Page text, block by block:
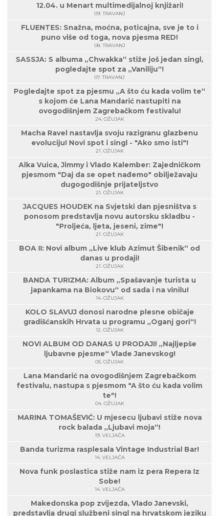
12.04. u Menart multimedijalnoj knjižari!
09. TRAVANJ
FLUENTES: Snažna, moćna, poticajna, sve je to i
puno više od toga, nova pjesma RED!
08. TRAVANJ
SASSJA: S albuma „Chwakka“ stiže još jedan singl,
pogledajte spot za „Vaniliju“!
07. TRAVANJ
Pogledajte spot za pjesmu „A što ću kada volim te“
s kojom će Lana Mandarić nastupiti na
ovogodišnjem Zagrebačkom festivalu!
24. OŽUJAK
Macha Ravel nastavlja svoju razigranu glazbenu
evoluciju! Novi spot i singl - "Ako smo isti"!
21. OŽUJAK
Alka Vuica, Jimmy i Vlado Kalember: Zajedničkom
pjesmom "Daj da se opet nađemo" obilježavaju
dugogodišnje prijateljstvo
21. OŽUJAK
JACQUES HOUDEK na Svjetski dan pjesništva s
ponosom predstavlja novu autorsku skladbu -
"Proljeća, ljeta, jeseni, zime"!
21. OŽUJAK
BOA II: Novi album „Live klub Azimut Šibenik“ od
danas u prodaji!
21. OŽUJAK
BANDA TURIZMA: Album „Spašavanje turista u
japankama na Biokovu“ od sada i na vinilu!
14. OŽUJAK
KOLO SLAVUJ donosi narodne plesne običaje
gradišćanskih Hrvata u programu „Oganj gori“!
12. OŽUJAK
NOVI ALBUM OD DANAS U PRODAJI! „Najljepše
ljubavne pjesme“ Vlade Janevskog!
05. OŽUJAK
Lana Mandarić na ovogodišnjem Zagrebačkom
festivalu, nastupa s pjesmom "A što ću kada volim
te"!
04. OŽUJAK
MARINA TOMAŠEVIĆ: U mjesecu ljubavi stiže nova
rock balada „Ljubavi moja“!
19. VELJAČA
Banda turizma rasplesala Vintage Industrial Bar!
14. VELJAČA
Nova funk poslastica stiže nam iz pera Repera Iz
Sobe!
14. VELJAČA
Makedonska pop zvijezda, Vlado Janevski,
predstavlja drugi službeni singl na hrvatskom jeziku